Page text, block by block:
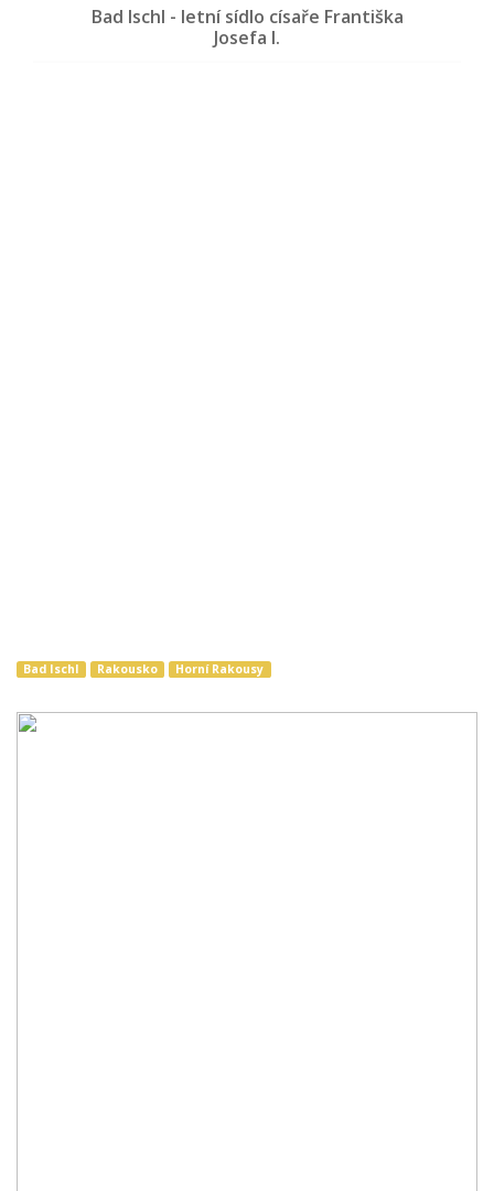
Bad Ischl - letní sídlo císaře Františka
Josefa I.
Bad Ischl Rakousko Horní Rakousy